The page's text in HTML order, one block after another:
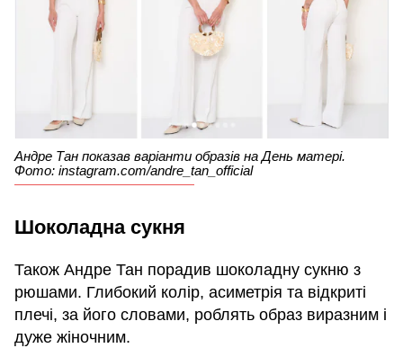
Андре Тан показав варіанти образів на День матері.
Фото: instagram.com/andre_tan_official
Шоколадна сукня
Також Андре Тан порадив шоколадну сукню з
рюшами. Глибокий колір, асиметрія та відкриті
плечі, за його словами, роблять образ виразним і
дуже жіночним.